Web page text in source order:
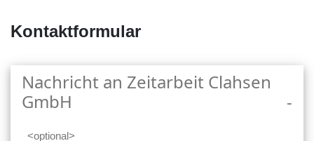
Kontaktformular
Nachricht an Zeitarbeit Clahsen
GmbH
-